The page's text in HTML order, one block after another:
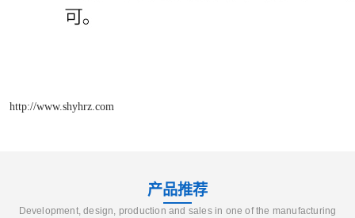
http://www.shyhrz.com
产品推荐
Development, design, production and sales in one of the manufacturing